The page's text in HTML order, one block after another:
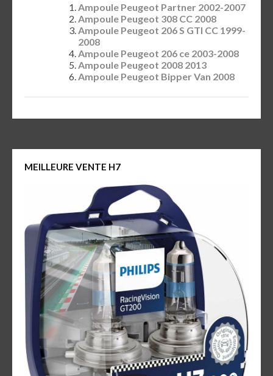
Ampoule Peugeot Partner 2002-2007
Ampoule Peugeot 308 CC 2008
Ampoule Peugeot 206 S GTI CC 1999-
2008
Ampoule Peugeot 206 ce 2003-2008
Ampoule Peugeot 2008 2013
Ampoule Peugeot Bipper Van 2008
MEILLEURE VENTE H7